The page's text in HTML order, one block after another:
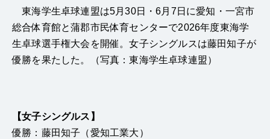
東海学生卓球連盟は5月30日・6月7日に愛知・一宮市
総合体育館と蒲郡市民体育センターで2026年度東海学
生卓球選手権大会を開催。女子シングルスは藤田知子が
優勝を果たした。（写真：東海学生卓球連盟）
【女子シングルス】
優勝：藤田知子（愛知工業大）